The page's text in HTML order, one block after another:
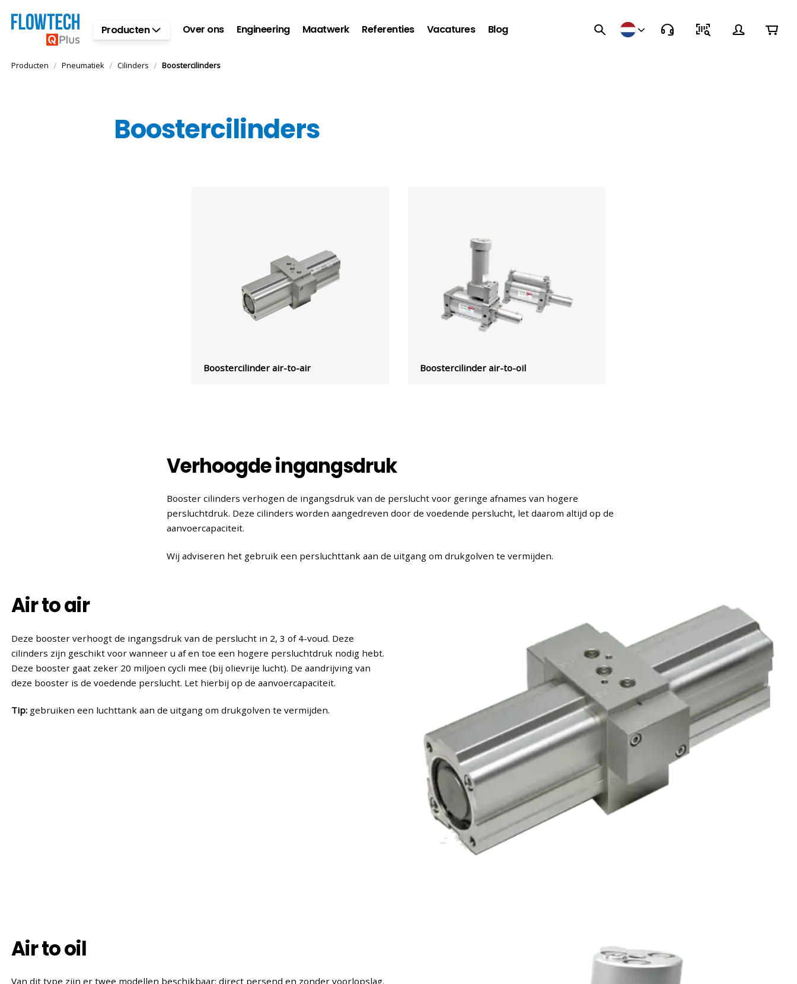
Ga naar hoofdinhoudProducten Over ons Engineering Maatwerk Referenties Vacatures Blog
Producten / Pneumatiek / Cilinders / Boostercilinders
Boostercilinders
Boostercilinder air-to-air Boostercilinder air-to-oil
Verhoogde ingangsdruk
Booster cilinders verhogen de ingangsdruk van de perslucht voor geringe afnames van hogere
persluchtdruk. Deze cilinders worden aangedreven door de voedende perslucht, let daarom altijd op de
aanvoercapaciteit.
Wij adviseren het gebruik een persluchttank aan de uitgang om drukgolven te vermijden.
Air to air
Deze booster verhoogt de ingangsdruk van de perslucht in 2, 3 of 4-voud. Deze
cilinders zijn geschikt voor wanneer u af en toe een hogere persluchtdruk nodig hebt.
Deze booster gaat zeker 20 miljoen cycli mee (bij olievrije lucht). De aandrijving van
deze booster is de voedende perslucht. Let hierbij op de aanvoercapaciteit.
Tip: gebruiken een luchttank aan de uitgang om drukgolven te vermijden.
Air to oil
Van dit type zijn er twee modellen beschikbaar: direct persend en zonder voorlopslag.